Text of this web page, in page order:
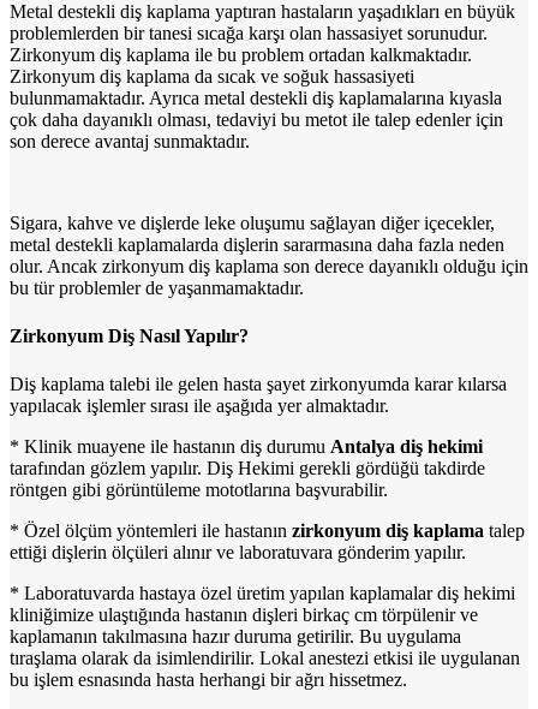
Metal destekli diş kaplama yaptıran hastaların yaşadıkları en büyük
problemlerden bir tanesi sıcağa karşı olan hassasiyet sorunudur.
Zirkonyum diş kaplama ile bu problem ortadan kalkmaktadır.
Zirkonyum diş kaplama da sıcak ve soğuk hassasiyeti
bulunmamaktadır. Ayrıca metal destekli diş kaplamalarına kıyasla
çok daha dayanıklı olması, tedaviyi bu metot ile talep edenler için
son derece avantaj sunmaktadır.
Sigara, kahve ve dişlerde leke oluşumu sağlayan diğer içecekler,
metal destekli kaplamalarda dişlerin sararmasına daha fazla neden
olur. Ancak zirkonyum diş kaplama son derece dayanıklı olduğu için
bu tür problemler de yaşanmamaktadır.
Zirkonyum Diş Nasıl Yapılır?
Diş kaplama talebi ile gelen hasta şayet zirkonyumda karar kılarsa
yapılacak işlemler sırası ile aşağıda yer almaktadır.
* Klinik muayene ile hastanın diş durumu Antalya diş hekimi
tarafından gözlem yapılır. Diş Hekimi gerekli gördüğü takdirde
röntgen gibi görüntüleme mototlarına başvurabilir.
* Özel ölçüm yöntemleri ile hastanın zirkonyum diş kaplama talep
ettiği dişlerin ölçüleri alınır ve laboratuvara gönderim yapılır.
* Laboratuvarda hastaya özel üretim yapılan kaplamalar diş hekimi
kliniğimize ulaştığında hastanın dişleri birkaç cm törpülenir ve
kaplamanın takılmasına hazır duruma getirilir. Bu uygulama
tıraşlama olarak da isimlendirilir. Lokal anestezi etkisi ile uygulanan
bu işlem esnasında hasta herhangi bir ağrı hissetmez.